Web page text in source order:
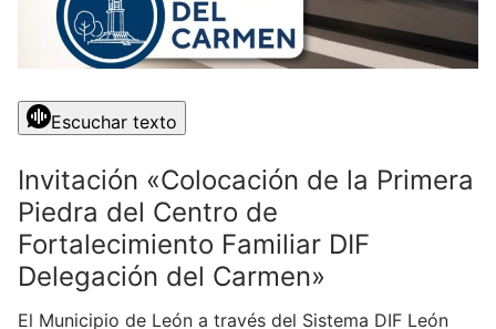
Escuchar texto
Invitación «Colocación de la Primera
Piedra del Centro de
Fortalecimiento Familiar DIF
Delegación del Carmen»
El Municipio de León a través del Sistema DIF León